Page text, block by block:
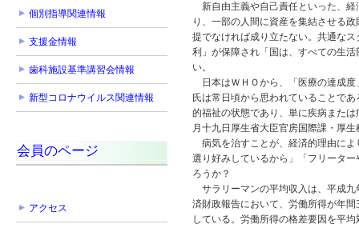
新自由主義や自己責任といった、経
り、一部の人間に資産を集結させる
提でなければ成り立たない。共通な
利」が保障され「国は、すべての生
い。
日本はＷＨＯから、「医療の達成度
氏は常日頃から思われていることで
的福祉の状態であり、単に疾病また
月十九日厚生省大臣官房国際課・厚
病気を治すことが、経済的理由によ
選り好みしているから」「フリータ
ろうか？
サラリーマンの平均収入は、平成九
済財政報告において、労働所得が年
している。労働所得の格差要因を平
個別指導関連情報
支援金情報
歯科施設基準講習会情報
新型コロナウイルス関連情報
会員のページ
アクセス